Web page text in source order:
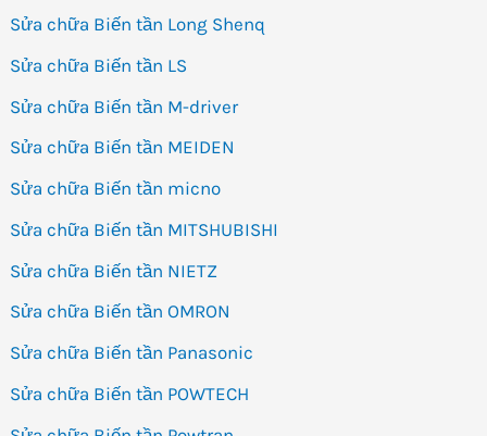
Sửa chữa Biến tần Long Shenq
Sửa chữa Biến tần LS
Sửa chữa Biến tần M-driver
Sửa chữa Biến tần MEIDEN
Sửa chữa Biến tần micno
Sửa chữa Biến tần MITSHUBISHI
Sửa chữa Biến tần NIETZ
Sửa chữa Biến tần OMRON
Sửa chữa Biến tần Panasonic
Sửa chữa Biến tần POWTECH